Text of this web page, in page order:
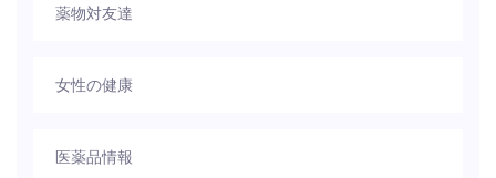
薬物対友達
女性の健康
医薬品情報